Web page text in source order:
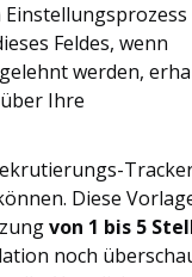
Feldes, wenn
werden,
Ihre
Diese
von 1 bis 5
noch